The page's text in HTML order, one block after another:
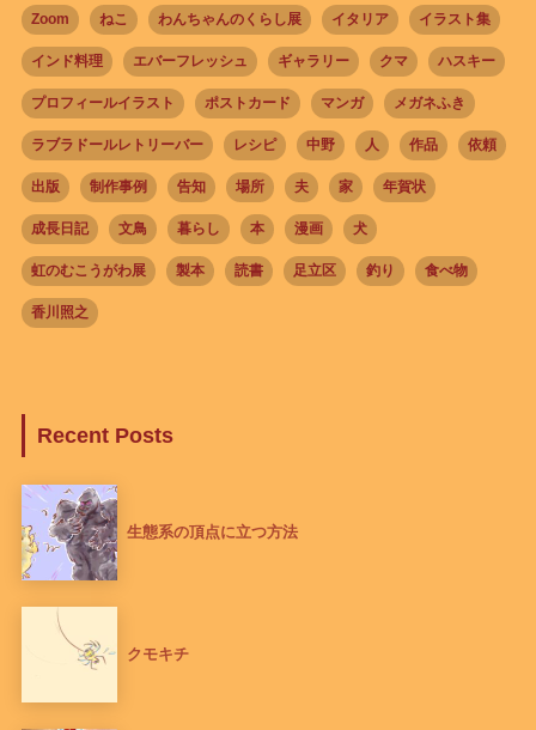
Zoom ねこ わんちゃんのくらし展 イタリア イラスト集
インド料理 エバーフレッシュ ギャラリー クマ ハスキー
プロフィールイラスト ポストカード マンガ メガネふき
ラブラドールレトリーバー レシピ 中野 人 作品 依頼
出版 制作事例 告知 場所 夫 家 年賀状
成長日記 文鳥 暮らし 本 漫画 犬
虹のむこうがわ展 製本 読書 足立区 釣り 食べ物
香川照之
Recent Posts
生態系の頂点に立つ方法
クモキチ